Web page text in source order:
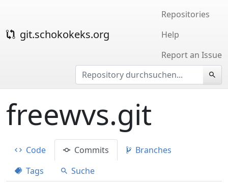
git.schokokeks.org
Repositories
Help
Report an Issue
freewvs.git
Code Commits
Branches
Tags
Suche